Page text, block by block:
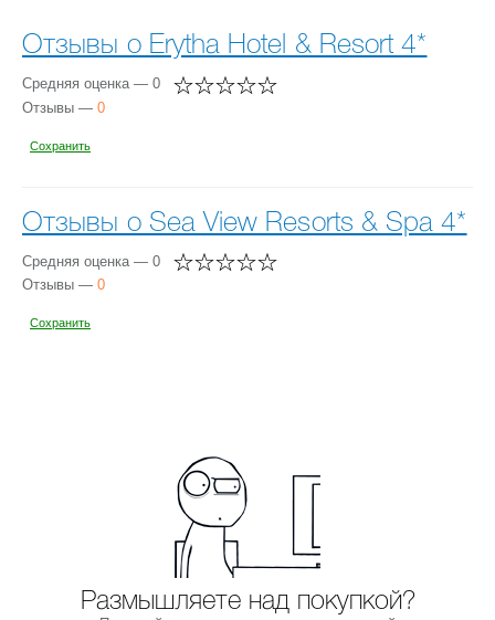
Отзывы о Erytha Hotel & Resort 4*
Средняя оценка — 0
Отзывы — 0
Сохранить
Отзывы о Sea View Resorts & Spa 4*
Средняя оценка — 0
Отзывы — 0
Сохранить
Размышляете над покупкой?